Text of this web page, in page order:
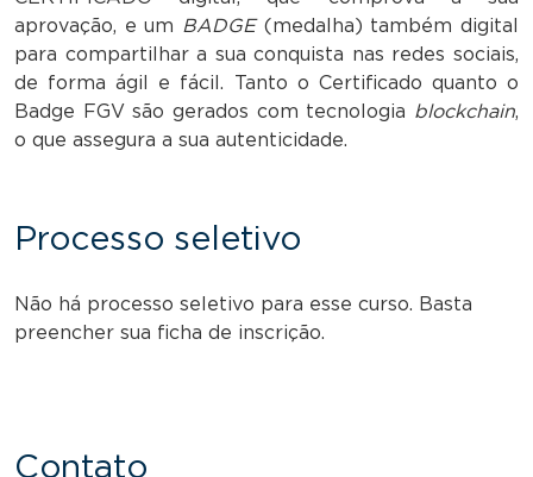
aprovação, e um
BADGE (medalha) também digital
para compartilhar a sua conquista nas redes sociais,
de forma ágil e fácil. Tanto o Certificado quanto o
Badge FGV são gerados com tecnologia blockchain,
o que assegura a sua autenticidade.
Processo seletivo
Não há processo seletivo para esse curso. Basta
preencher sua ficha de inscrição.
Contato